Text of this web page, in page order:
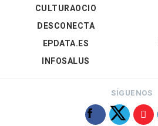
CULTURAOCIO
DESCONECTA
EPDATA.ES
INFOSALUS
SÍGUENOS